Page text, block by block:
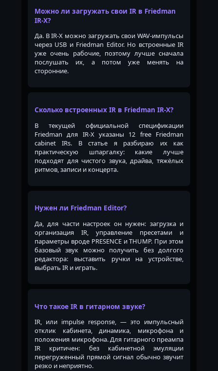
Можно ли загружать свои IR в Friedman
IR-X?
Да. В IR-X можно загружать свои WAV-импульсы
через USB и Friedman Editor. Но встроенные IR
уже очень рабочие, поэтому лучше сначала
послушать их, а потом уже менять на
сторонние.
Сколько встроенных IR в Friedman IR-X?
В текущей официальной спецификации
Friedman для IR-X указаны 12 free Friedman
cabinet IRs. В статье я разбираю их как
практическую шпаргалку: какие лучше
подходят для чистого звука, драйва, тяжёлых
ритмов, записи и концерта.
Нужен ли Friedman Editor?
Да, для части настроек он нужен: загрузка и
организация IR, управление пресетами и
параметры вроде PRESENCE и THUMP. При этом
базовый звук можно получить без долгого
редактора: выставить ручки на устройстве,
выбрать IR и играть.
Что такое IR в гитарном звуке?
IR, или impulse response, — это импульсный
отклик кабинета, динамика, микрофона и
положения микрофона. Для гитарного преампа
IR критичен: без кабинетной эмуляции
перегруженный прямой сигнал обычно звучит
резко и неприятно.